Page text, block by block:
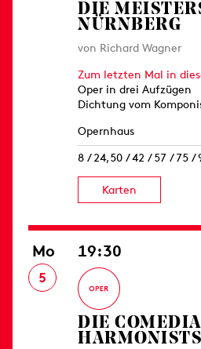
DIE
NÜRNBERG
von Richard Wagner
Zum letzten Mal in
Oper in drei Aufzügen
Dichtung vom
Opernhaus
8 / 24,50 / 42 / 57 / 75 /
Karten
Mo
5
19:30
DIE
HARMONISTS